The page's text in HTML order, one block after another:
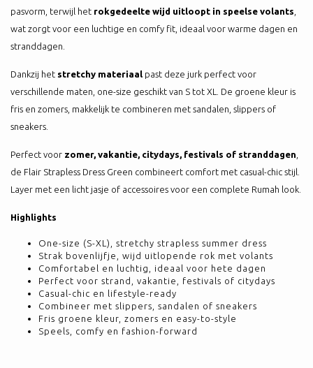
pasvorm, terwijl het rokgedeelte wijd uitloopt in speelse volants
wat zorgt voor een luchtige en comfy fit, ideaal voor warme dagen en
stranddagen.
Dankzij het stretchy materiaal past deze jurk perfect voor
verschillende maten, one-size geschikt van S tot XL. De groene kleur is
fris en zomers, makkelijk te combineren met sandalen, slippers of
sneakers.
Perfect voor zomer, vakantie, citydays, festivals of stranddagen
de Flair Strapless Dress Green combineert comfort met casual-chic stijl.
Layer met een licht jasje of accessoires voor een complete Rumah look.
Highlights
One-size (S-XL), stretchy strapless summer dress
Strak bovenlijfje, wijd uitlopende rok met volants
Comfortabel en luchtig, ideaal voor hete dagen
Perfect voor strand, vakantie, festivals of citydays
Casual-chic en lifestyle-ready
Combineer met slippers, sandalen of sneakers
Fris groene kleur, zomers en easy-to-style
Speels, comfy en fashion-forward